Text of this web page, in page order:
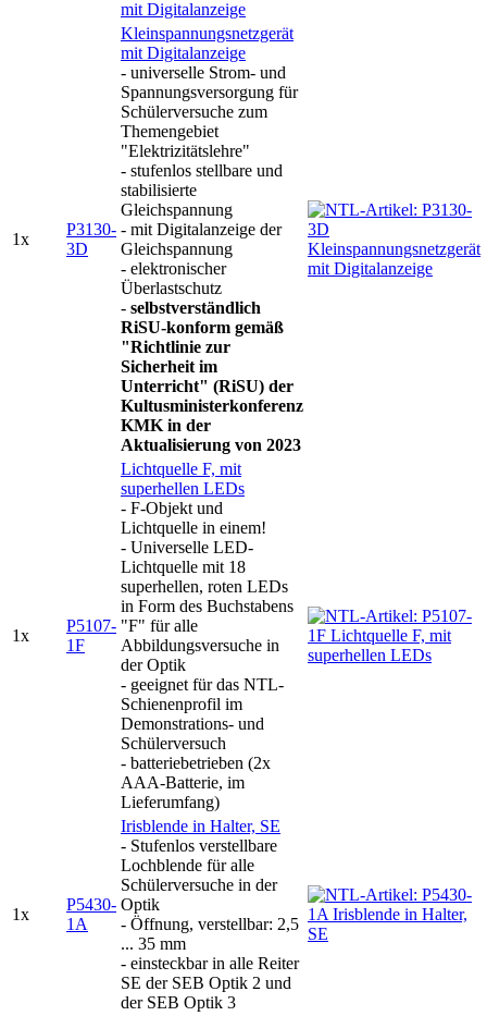
mit Digitalanzeige
1x
P3130-
3D
Kleinspannungsnetzgerät
mit Digitalanzeige
- universelle Strom- und
Spannungsversorgung für
Schülerversuche zum
Themengebiet
"Elektrizitätslehre"
- stufenlos stellbare und
stabilisierte
Gleichspannung
- mit Digitalanzeige der
Gleichspannung
- elektronischer
Überlastschutz
- selbstverständlich
RiSU-konform gemäß
"Richtlinie zur
Sicherheit im
Unterricht" (RiSU) der
Kultusministerkonferenz
KMK in der
Aktualisierung von 2023
1x
P5107-
1F
Lichtquelle F, mit
superhellen LEDs
- F-Objekt und
Lichtquelle in einem!
- Universelle LED-
Lichtquelle mit 18
superhellen, roten LEDs
in Form des Buchstabens
"F" für alle
Abbildungsversuche in
der Optik
- geeignet für das NTL-
Schienenprofil im
Demonstrations- und
Schülerversuch
- batteriebetrieben (2x
AAA-Batterie, im
Lieferumfang)
1x
P5430-
1A
Irisblende in Halter, SE
- Stufenlos verstellbare
Lochblende für alle
Schülerversuche in der
Optik
- Öffnung, verstellbar: 2,5
... 35 mm
- einsteckbar in alle Reiter
SE der SEB Optik 2 und
der SEB Optik 3